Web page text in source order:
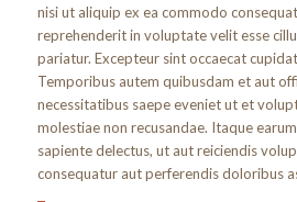
nisi ut aliquip ex ea commodo
reprehenderit in voluptate velit esse
pariatur. Excepteur sint occaecat
Temporibus autem quibusdam et aut
necessitatibus saepe eveniet ut et
molestiae non recusandae. Itaque
sapiente delectus, ut aut reiciendis
consequatur aut perferendis doloribus